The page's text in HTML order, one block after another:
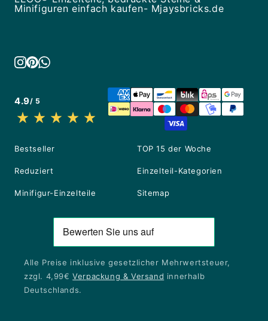
Minifiguren einfach kaufen- Mjaysbricks.de
4.9/ 5
Bestseller TOP 15 der Woche
Reduziert Einzelteil-Kategorien
Minifigur-Einzelteile Sitemap
Alle Preise inklusive gesetzlicher Mehrwertsteuer,
zzgl. 4,99€Verpackung & Versand innerhalb
Deutschlands.